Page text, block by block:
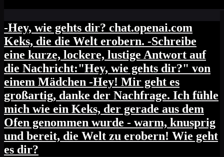
-Hey, wie gehts dir? chat.openai.com
Keks, die die Welt erobern. -Schreibe
eine kurze, lockere, lustige Antwort auf
die Nachricht:"Hey, wie gehts dir?" von
einem Mädchen -Hey! Mir geht es
großartig, danke der Nachfrage. Ich fühle
mich wie ein Keks, der gerade aus dem
Ofen genommen wurde - warm, knusprig
und bereit, die Welt zu erobern! Wie geht
es dir?